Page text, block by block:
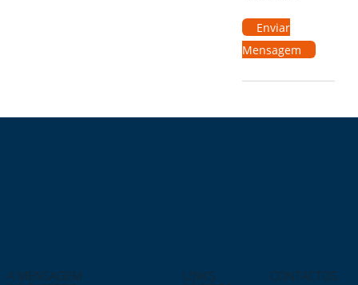
Enviar
Mensagem
A MENSAGEM
LINKS
CONTACTOS